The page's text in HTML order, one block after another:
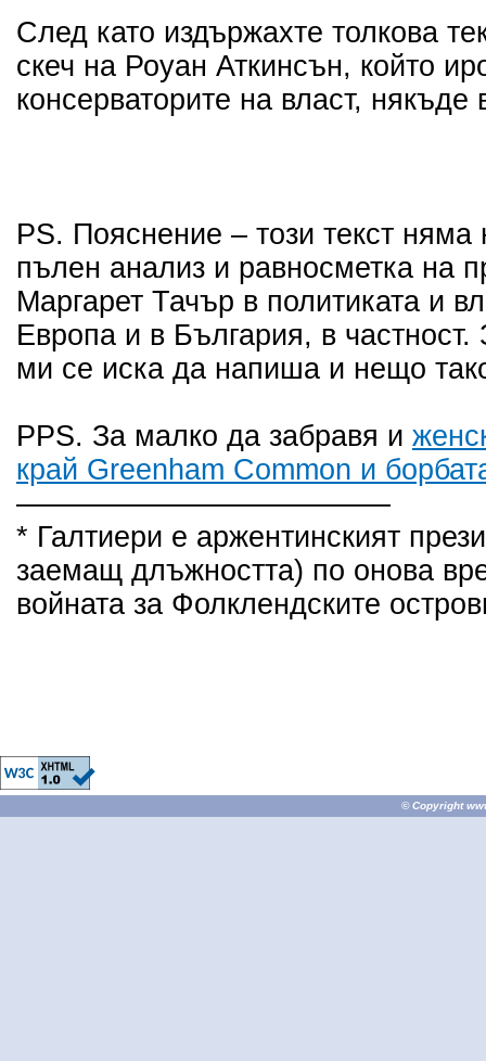
След като издържахте толкова
скеч на Роуан Аткинсън, който
консерваторите на власт,
PS. Пояснение – този текст
пълен анализ и равносметка на
Маргарет Тачър в политиката и
Европа и в България, в
ми се иска да напиша и нещо
PPS. За малко да забравя и
край Greenham Common и
–––––––––––––––––––––––
* Галтиери е аржентинският
заемащ длъжността) по онова
войната за Фолклендските
© Copyright